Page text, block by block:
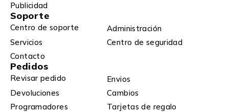
Publicidad
Soporte
Centro de soporte
Administración
Servicios
Centro de seguridad
Contacto
Pedidos
Revisar pedido
Envios
Devoluciones
Cambios
Programadores
Tarjetas de regalo